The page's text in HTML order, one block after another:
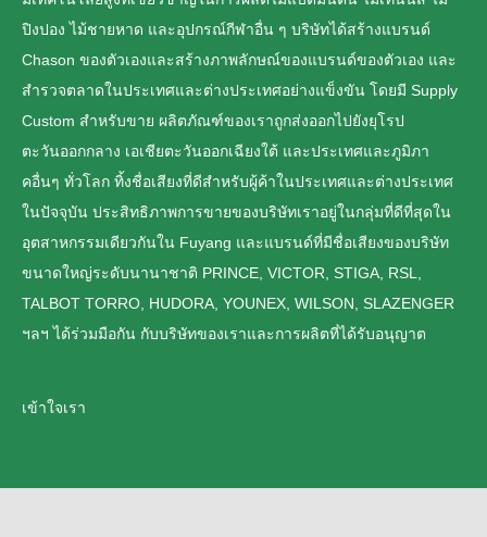
ปิงปอง ไม้ชายหาด และอุปกรณ์กีฬาอื่น ๆ บริษัทได้สร้างแบรนด์
Chason ของตัวเองและสร้างภาพลักษณ์ของแบรนด์ของตัวเอง และ
สำรวจตลาดในประเทศและต่างประเทศอย่างแข็งขัน โดยมี Supply
Custom สำหรับขาย ผลิตภัณฑ์ของเราถูกส่งออกไปยังยุโรป
ตะวันออกกลาง เอเชียตะวันออกเฉียงใต้ และประเทศและภูมิภา
คอื่นๆ ทั่วโลก ทิ้งชื่อเสียงที่ดีสำหรับผู้ค้าในประเทศและต่างประเทศ
ในปัจจุบัน ประสิทธิภาพการขายของบริษัทเราอยู่ในกลุ่มที่ดีที่สุดใน
อุตสาหกรรมเดียวกันใน Fuyang และแบรนด์ที่มีชื่อเสียงของบริษัท
ขนาดใหญ่ระดับนานาชาติ PRINCE, VICTOR, STIGA, RSL,
TALBOT TORRO, HUDORA, YOUNEX, WILSON, SLAZENGER
ฯลฯ ได้ร่วมมือกัน กับบริษัทของเราและการผลิตที่ได้รับอนุญาต
เข้าใจเรา